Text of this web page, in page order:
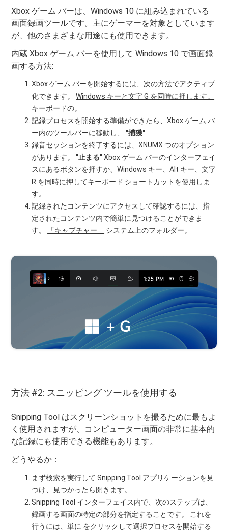
Xbox ゲーム バーは、Windows 10 に組み込まれている
画面録画ツールです。主にゲーマーを対象としています
が、他のさまざまな用途にも使用できます。
内蔵 Xbox ゲーム バーを使用して Windows 10 で画面録
画する方法:
Xbox ゲーム バーを開始するには、次の方法でアクティブ
化できます。Windows キーと文字 G を同時に押します。
キーボードの。
記録プロセスを開始する準備ができたら、Xbox ゲーム バ
ー内のツールバーに移動し、 "捕獲"
録音セッションを終了するには、XNUMX つのオプション
があります。
"止まる"Xbox ゲーム バーのインターフェイ
スにあるボタンを押すか、Windows キー、Alt キー、文字
R を同時に押してキーボード ショートカットを使用しま
す。
記録されたコンテンツにアクセスして確認するには、指
定されたコンテンツ内で簡単に見つけることができま
す。
「キャプチャー」 システム上のフォルダー。
方法 #2: スニッピング ツールを使用する
Snipping Tool はスクリーンショットを撮るために最もよ
く使用されますが、コンピューター画面の非常に基本的
な記録にも使用できる機能もあります。
どうやるか：
まず検索を実行して Snipping Tool アプリケーションを見
つけ、見つかったら開きます。
Snipping Tool インターフェイス内で、次のステップは、
録画する画面の特定の部分を指定することです。 これを
行うには、単に をクリックして選択プロセスを開始する